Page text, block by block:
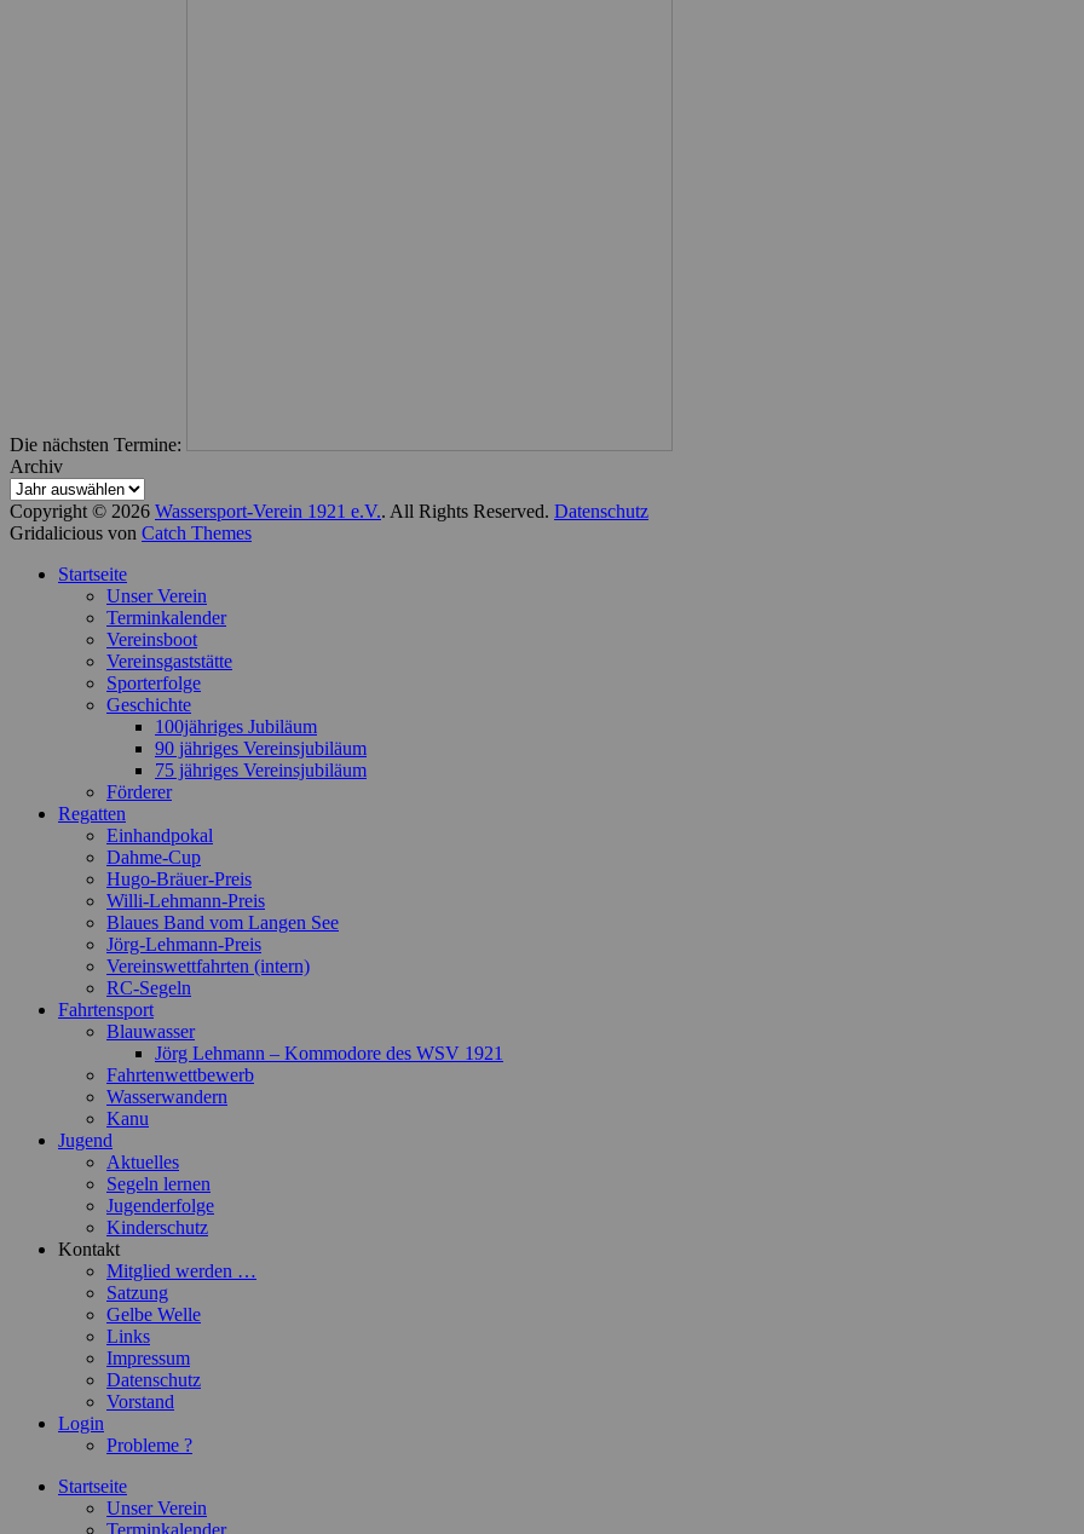
Die nächsten Termine:
Archiv
Copyright © 2026 Wassersport-Verein 1921 e.V.. All Rights Reserved. Datenschutz
Gridalicious von Catch Themes
oben
Startseite
Unser Verein
Terminkalender
Vereinsboot
Vereinsgaststätte
Sporterfolge
Geschichte
100jähriges Jubiläum
90 jähriges Vereinsjubiläum
75 jähriges Vereinsjubiläum
Förderer
Regatten
Einhandpokal
Dahme-Cup
Hugo-Bräuer-Preis
Willi-Lehmann-Preis
Blaues Band vom Langen See
Jörg-Lehmann-Preis
Vereinswettfahrten (intern)
RC-Segeln
Fahrtensport
Blauwasser
Jörg Lehmann – Kommodore des WSV 1921
Fahrtenwettbewerb
Wasserwandern
Kanu
Jugend
Aktuelles
Segeln lernen
Jugenderfolge
Kinderschutz
Kontakt
Mitglied werden …
Satzung
Gelbe Welle
Links
Impressum
Datenschutz
Vorstand
Login
Probleme ?
Startseite
Unser Verein
Terminkalender